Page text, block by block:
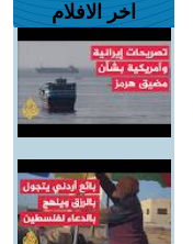
اخر الافلام